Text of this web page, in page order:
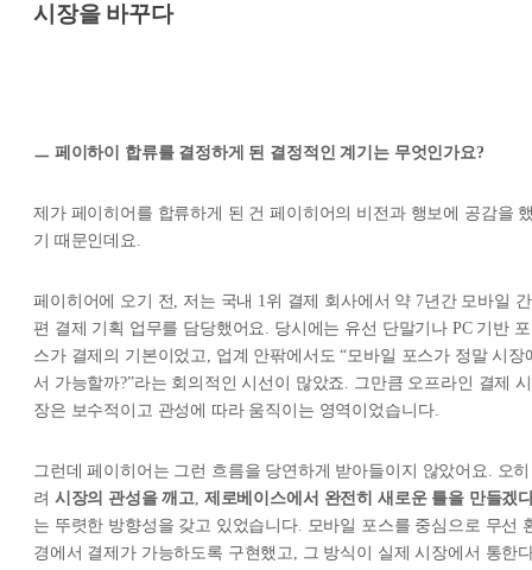
시장을 바꾸다
ㅡ 페이하이 합류를 결정하게 된 결정적인 계기는 무엇인가요?
제가 페이히어를 합류하게 된 건 페이히어의 비전과 행보에 공감을
기 때문인데요.
페이히어에 오기 전, 저는 국내 1위 결제 회사에서 약 7년간 모바일 간
편 결제 기획 업무를 담당했어요. 당시에는 유선 단말기나 PC 기반 포
스가 결제의 기본이었고, 업계 안팎에서도 “모바일 포스가 정말 시장
서 가능할까?”라는 회의적인 시선이 많았죠. 그만큼 오프라인 결제 시
장은 보수적이고 관성에 따라 움직이는 영역이었습니다.
그런데 페이히어는 그런 흐름을 당연하게 받아들이지 않았어요. 오히
려 시장의 관성을 깨고, 제로베이스에서 완전히 새로운 틀을 만들겠
는 뚜렷한 방향성을 갖고 있었습니다. 모바일 포스를 중심으로 무선
경에서 결제가 가능하도록 구현했고, 그 방식이 실제 시장에서 통한